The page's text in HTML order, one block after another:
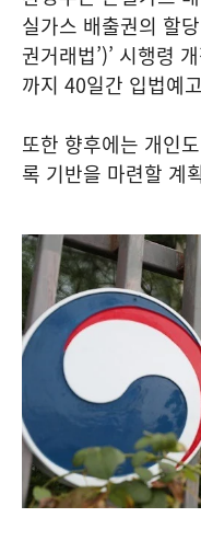
실가스 배출권의 할
권거래법’)’ 시행령
까지 40일간 입법예
또한 향후에는 개인
록 기반을 마련할 계